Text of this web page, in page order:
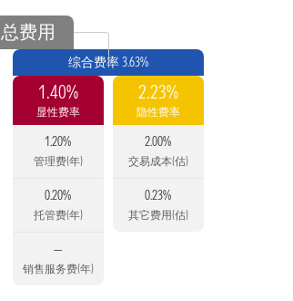
总费用
综合费率 3.63%
1.40%
显性费率
1.20%
管理费(年)
0.20%
托管费(年)
—
销售服务费(年)
2.23%
隐性费率
2.00%
交易成本(估)
0.23%
其它费用(估)